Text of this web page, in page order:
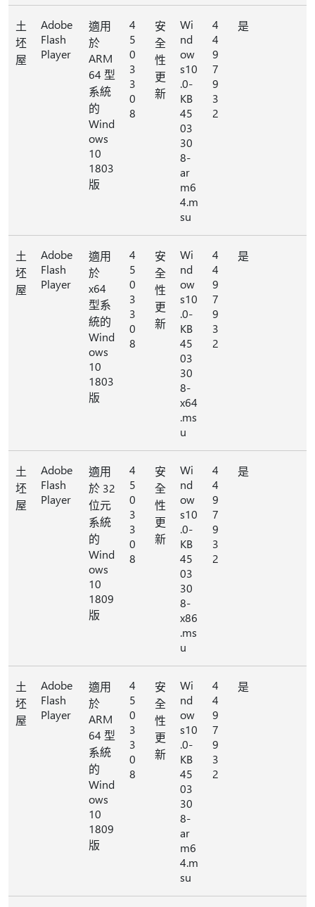
土
坯
屋
Adobe
Flash
Player
適用
於
ARM
64 型
系統
的
Wind
ows
10
1803
版
4
5
0
3
3
0
8
安
全
性
更
新
Wi
nd
ow
s10
.0-
KB
45
03
30
8-
ar
m6
4.m
su
4
4
9
7
9
3
2
是
土
坯
屋
Adobe
Flash
Player
適用
於
x64
型系
統的
Wind
ows
10
1803
版
4
5
0
3
3
0
8
安
全
性
更
新
Wi
nd
ow
s10
.0-
KB
45
03
30
8-
x64
.ms
u
4
4
9
7
9
3
2
是
土
坯
屋
Adobe
Flash
Player
適用
於 32
位元
系統
的
Wind
ows
10
1809
版
4
5
0
3
3
0
8
安
全
性
更
新
Wi
nd
ow
s10
.0-
KB
45
03
30
8-
x86
.ms
u
4
4
9
7
9
3
2
是
土
坯
屋
Adobe
Flash
Player
適用
於
ARM
64 型
系統
的
Wind
ows
10
1809
版
4
5
0
3
3
0
8
安
全
性
更
新
Wi
nd
ow
s10
.0-
KB
45
03
30
8-
ar
m6
4.m
su
4
4
9
7
9
3
2
是